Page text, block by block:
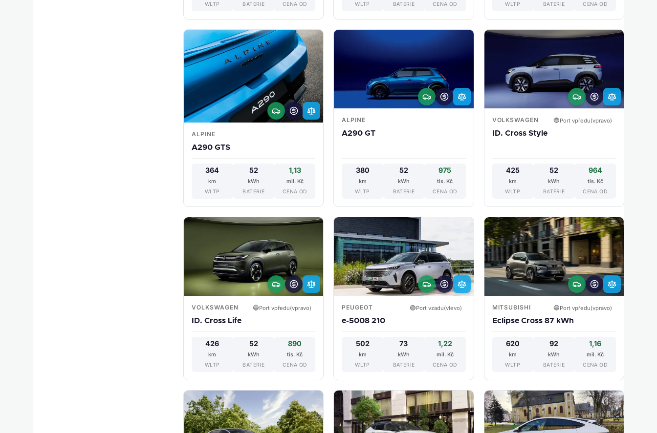
WLTP BATERIE CENA OD WLTP BATERIE CENA OD WLTP BATERIE CENA OD
ALPINE
A290 GTS
364
km
WLTP
52
kWh
BATERIE
1,13
mil. Kč
CENA OD
ALPINE
A290 GT
380
km
WLTP
52
kWh
BATERIE
975
tis. Kč
CENA OD
VOLKSWAGEN 🔵Port vpředu(vpravo)
ID. Cross Style
425
km
WLTP
52
kWh
BATERIE
964
tis. Kč
CENA OD
VOLKSWAGEN 🔵Port vpředu(vpravo)
ID. Cross Life
426
km
WLTP
52
kWh
BATERIE
890
tis. Kč
CENA OD
PEUGEOT 🟢Port vzadu(vlevo)
e-5008 210
502
km
WLTP
73
kWh
BATERIE
1,22
mil. Kč
CENA OD
MITSUBISHI 🔵Port vpředu(vpravo)
Eclipse Cross 87 kWh
620
km
WLTP
92
kWh
BATERIE
1,16
mil. Kč
CENA OD